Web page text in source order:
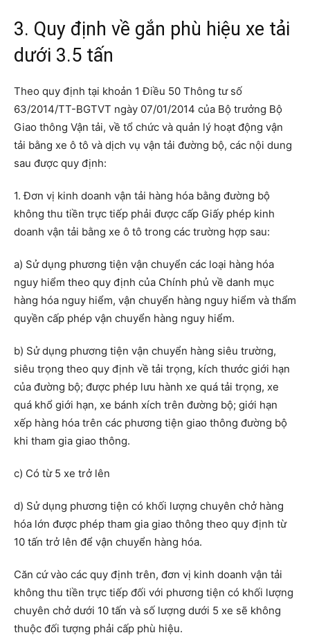
3. Quy định về gắn phù hiệu xe tải
dưới 3.5 tấn
Theo quy định tại khoản 1 Điều 50 Thông tư số
63/2014/TT-BGTVT ngày 07/01/2014 của Bộ trưởng Bộ
Giao thông Vận tải, về tổ chức và quản lý hoạt động vận
tải bằng xe ô tô và dịch vụ vận tải đường bộ, các nội dung
sau được quy định:
1. Đơn vị kinh doanh vận tải hàng hóa bằng đường bộ
không thu tiền trực tiếp phải được cấp Giấy phép kinh
doanh vận tải bằng xe ô tô trong các trường hợp sau:
a) Sử dụng phương tiện vận chuyển các loại hàng hóa
nguy hiểm theo quy định của Chính phủ về danh mục
hàng hóa nguy hiểm, vận chuyển hàng nguy hiểm và thẩm
quyền cấp phép vận chuyển hàng nguy hiểm.
b) Sử dụng phương tiện vận chuyển hàng siêu trường,
siêu trọng theo quy định về tải trọng, kích thước giới hạn
của đường bộ; được phép lưu hành xe quá tải trọng, xe
quá khổ giới hạn, xe bánh xích trên đường bộ; giới hạn
xếp hàng hóa trên các phương tiện giao thông đường bộ
khi tham gia giao thông.
c) Có từ 5 xe trở lên
d) Sử dụng phương tiện có khối lượng chuyên chở hàng
hóa lớn được phép tham gia giao thông theo quy định từ
10 tấn trở lên để vận chuyển hàng hóa.
Căn cứ vào các quy định trên, đơn vị kinh doanh vận tải
không thu tiền trực tiếp đối với phương tiện có khối lượng
chuyên chở dưới 10 tấn và số lượng dưới 5 xe sẽ không
thuộc đối tượng phải cấp phù hiệu.